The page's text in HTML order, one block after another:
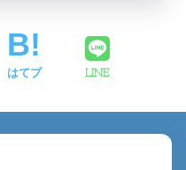
はてブ LINE